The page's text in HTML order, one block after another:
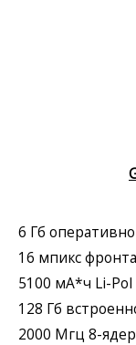
6 Гб
16 мпикс
5100 мА*ч Li-Pol
128 Гб
2000 Мгц 8-